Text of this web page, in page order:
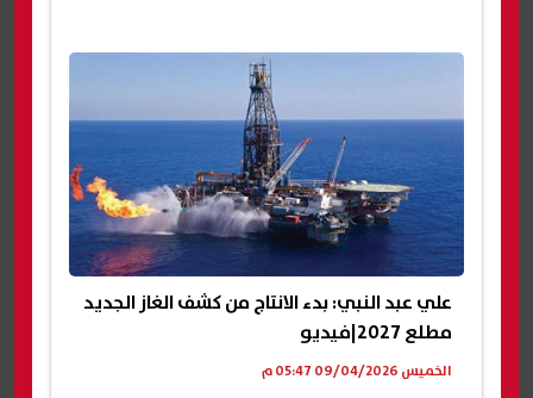
علي عبد النبي: بدء الانتاج من كشف الغاز الجديد
مطلع 2027|فيديو
الخميس 09/04/2026 05:47 م